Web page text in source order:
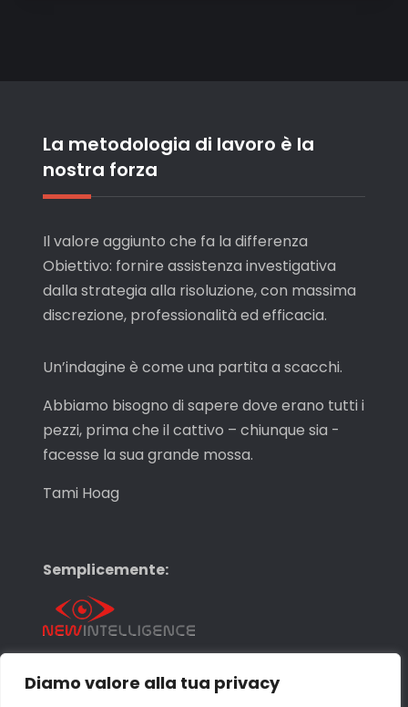
Diamo valore alla tua privacy
La metodologia di lavoro è la
nostra forza
Il valore aggiunto che fa la differenza
Obiettivo: fornire assistenza investigativa
dalla strategia alla risoluzione, con massima
discrezione, professionalità ed efficacia.
Un’indagine è come una partita a scacchi.
Abbiamo bisogno di sapere dove erano tutti i
pezzi, prima che il cattivo – chiunque sia -
facesse la sua grande mossa.
Tami Hoag
Semplicemente: